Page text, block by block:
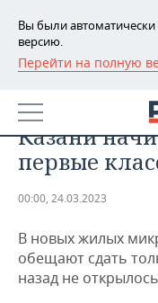
Вы были
версию.
Перейти на полную
РЕГИОНЫ
БАШКОРТОСТАН
ТАТАРСТАН
НОВОСТИ
АНАЛИТИКА
ДЕКЛАРАЦИИ О
КОРОЛИ
НОВОСТИ
ФИНАНСЫ
ПРОМЫШЛЕННОСТЬ
НОВОСТИ
НЕДВИЖИМОСТЬ
«Свободных
Казани
первые
00:00, 24.03.2023
В новых жилых
обещают сдать
назад не